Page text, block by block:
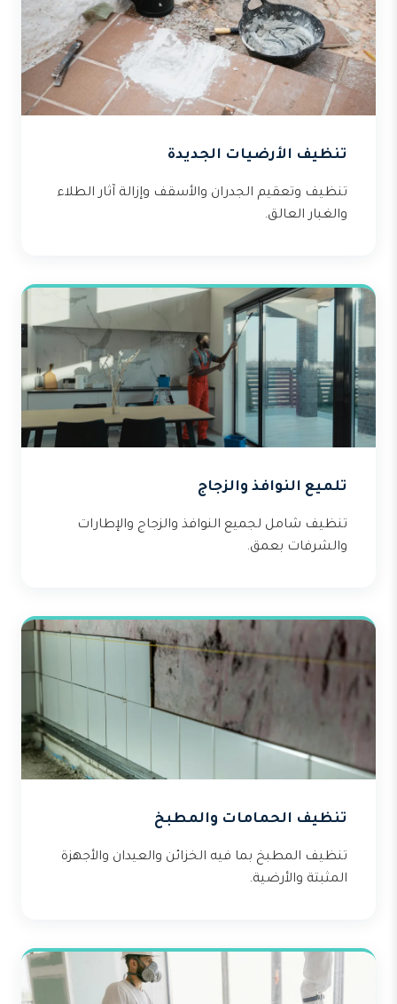
تنظيف الأرضيات الجديدة
تنظيف وتعقيم الجدران والأسقف وإزالة آثار الطلاء
والغبار العالق.
تلميع النوافذ والزجاج
تنظيف شامل لجميع النوافذ والزجاج والإطارات
والشرفات بعمق.
تنظيف الحمامات والمطبخ
تنظيف المطبخ بما فيه الخزائن والعيدان والأجهزة
المثبتة والأرضية.